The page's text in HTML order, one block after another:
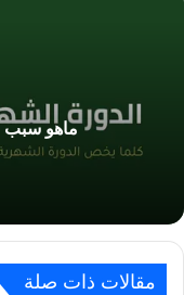
ماهو سبب
مقالات ذات صلة